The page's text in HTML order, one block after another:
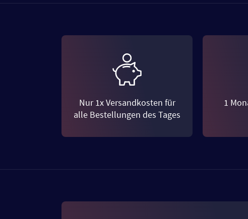
Nur 1x Versandkosten für
alle Bestellungen des Tages
1